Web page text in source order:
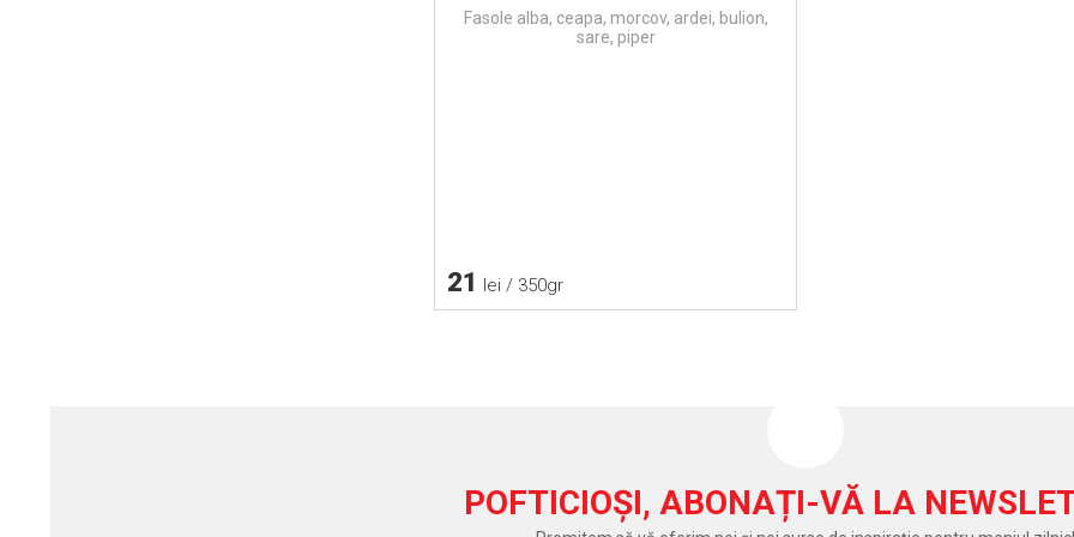
Fasole alba, ceapa, morcov, ardei, bulion,
sare, piper
21 lei / 350gr
POFTICIOȘI, ABONAȚI-VĂ LA